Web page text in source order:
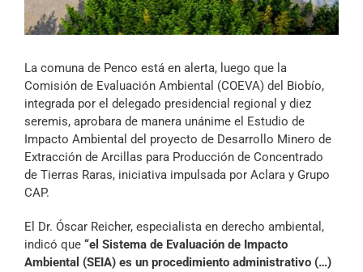
Archivo Sonoro
La comuna de Penco está en alerta, luego que la
Comisión de Evaluación Ambiental (COEVA) del Biobío,
integrada por el delegado presidencial regional y diez
seremis, aprobara de manera unánime el Estudio de
Impacto Ambiental del proyecto de Desarrollo Minero de
Extracción de Arcillas para Producción de Concentrado
de Tierras Raras, iniciativa impulsada por Aclara y Grupo
CAP.
El Dr. Óscar Reicher, especialista en derecho ambiental,
indicó que “el Sistema de Evaluación de Impacto
Ambiental (SEIA) es un procedimiento administrativo (…)